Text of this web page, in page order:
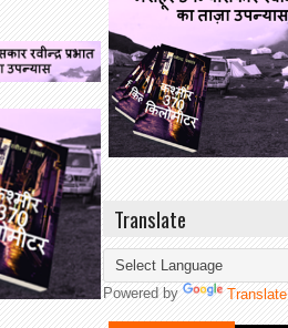
Translate
Powered by Translate